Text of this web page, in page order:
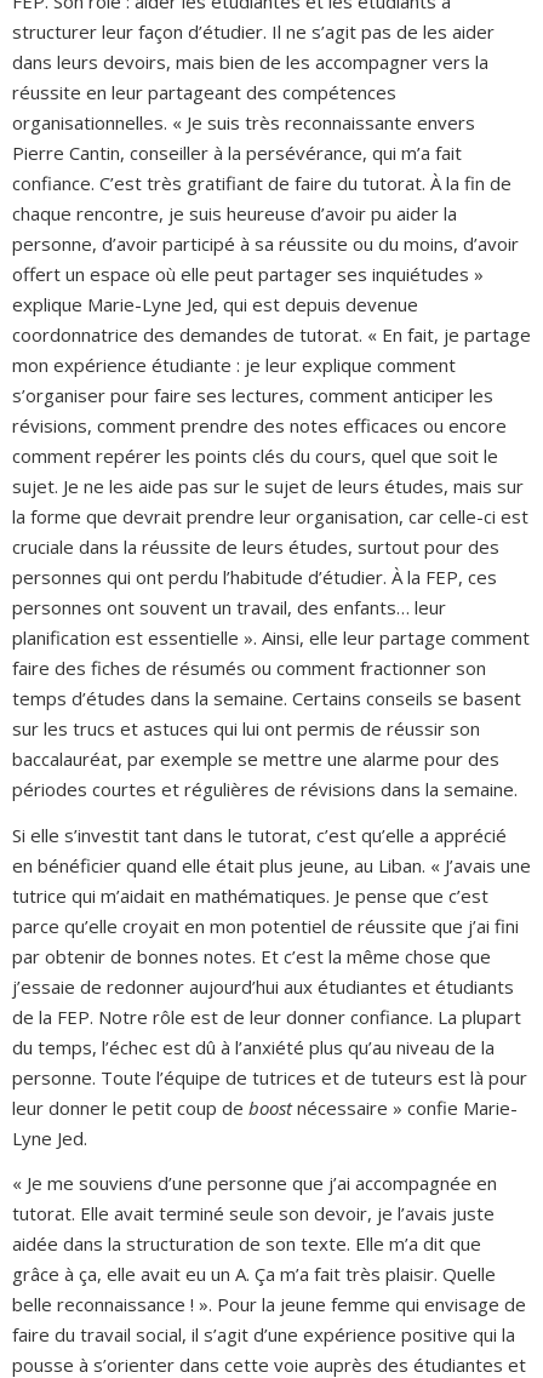
structurer leur façon d’étudier. Il ne s’agit pas de les aider
dans leurs devoirs, mais bien de les accompagner vers la
réussite en leur partageant des compétences
organisationnelles. « Je suis très reconnaissante envers
Pierre Cantin, conseiller à la persévérance, qui m’a fait
confiance. C’est très gratifiant de faire du tutorat. À la fin de
chaque rencontre, je suis heureuse d’avoir pu aider la
personne, d’avoir participé à sa réussite ou du moins, d’avoir
offert un espace où elle peut partager ses inquiétudes »
explique Marie-Lyne Jed, qui est depuis devenue
coordonnatrice des demandes de tutorat. « En fait, je partage
mon expérience étudiante : je leur explique comment
s’organiser pour faire ses lectures, comment anticiper les
révisions, comment prendre des notes efficaces ou encore
comment repérer les points clés du cours, quel que soit le
sujet. Je ne les aide pas sur le sujet de leurs études, mais sur
la forme que devrait prendre leur organisation, car celle-ci est
cruciale dans la réussite de leurs études, surtout pour des
personnes qui ont perdu l’habitude d’étudier. À la FEP, ces
personnes ont souvent un travail, des enfants… leur
planification est essentielle ». Ainsi, elle leur partage comment
faire des fiches de résumés ou comment fractionner son
temps d’études dans la semaine. Certains conseils se basent
sur les trucs et astuces qui lui ont permis de réussir son
baccalauréat, par exemple se mettre une alarme pour des
périodes courtes et régulières de révisions dans la semaine.
Si elle s’investit tant dans le tutorat, c’est qu’elle a apprécié
en bénéficier quand elle était plus jeune, au Liban. « J’avais une
tutrice qui m’aidait en mathématiques. Je pense que c’est
parce qu’elle croyait en mon potentiel de réussite que j’ai fini
par obtenir de bonnes notes. Et c’est la même chose que
j’essaie de redonner aujourd’hui aux étudiantes et étudiants
de la FEP. Notre rôle est de leur donner confiance. La plupart
du temps, l’échec est dû à l’anxiété plus qu’au niveau de la
personne. Toute l’équipe de tutrices et de tuteurs est là pour
leur donner le petit coup de boostnécessaire » confie Marie-
Lyne Jed.
« Je me souviens d’une personne que j’ai accompagnée en
tutorat. Elle avait terminé seule son devoir, je l’avais juste
aidée dans la structuration de son texte. Elle m’a dit que
grâce à ça, elle avait eu un A. Ça m’a fait très plaisir. Quelle
belle reconnaissance ! ». Pour la jeune femme qui envisage de
faire du travail social, il s’agit d’une expérience positive qui la
pousse à s’orienter dans cette voie auprès des étudiantes et